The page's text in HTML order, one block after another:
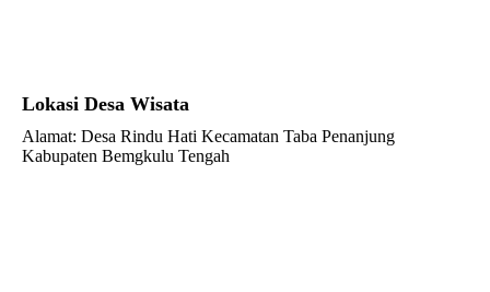
Lokasi Desa Wisata
Alamat: Desa Rindu Hati Kecamatan Taba Penanjung
Kabupaten Bemgkulu Tengah